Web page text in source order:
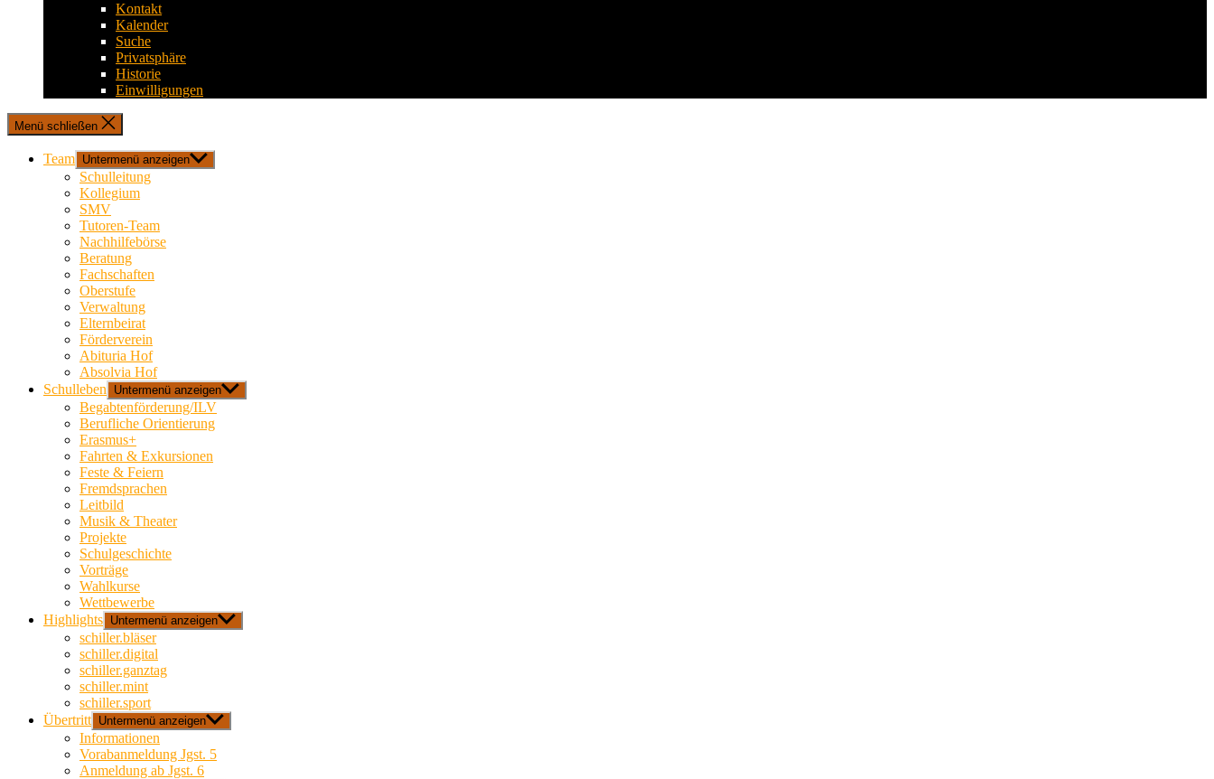
Kontakt
Kalender
Suche
Privatsphäre
Historie
Einwilligungen
Menü schließen
Team Untermenü anzeigen
Schulleitung
Kollegium
SMV
Tutoren-Team
Nachhilfebörse
Beratung
Fachschaften
Oberstufe
Verwaltung
Elternbeirat
Förderverein
Abituria Hof
Absolvia Hof
Schulleben
Untermenü anzeigen
Begabtenförderung/ILV
Berufliche Orientierung
Erasmus+
Fahrten & Exkursionen
Feste & Feiern
Fremdsprachen
Leitbild
Musik & Theater
Projekte
Schulgeschichte
Vorträge
Wahlkurse
Wettbewerbe
Highlights Untermenü anzeigen
schiller.bläser
schiller.digital
schiller.ganztag
schiller.mint
schiller.sport
Übertritt Untermenü anzeigen
Informationen
Vorabanmeldung Jgst. 5
Anmeldung ab Jgst. 6